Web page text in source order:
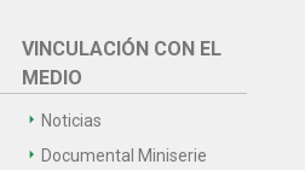
VINCULACIÓN CON EL
MEDIO
Noticias
Documental Miniserie